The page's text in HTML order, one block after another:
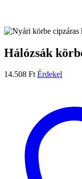
Hálózsák
14.508 Ft Érdekel